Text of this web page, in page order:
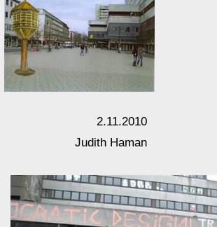
Das Frappantgebäude ist Quartier für viele Stadttauben.
Der Abriß des Gebäudes ist zum Ende dieses Jahres von
Ikea geplant.
problemlos umziehen zu können und zum anderen wäre
dadurch die Möglichkeit gegeben, eine Bestandskontrolle
der Stadttaubenpopulation zu gewährleisten.
Eine andere Lösung wäre, auf dem Dach Ikeas, des